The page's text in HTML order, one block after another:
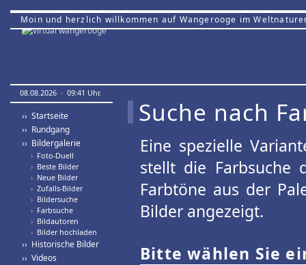
Moin und herzlich willkommen auf Wangerooge im
08.08.2026 · 09:41 Uhr.
›› Startseite
›› Rundgang
›› Bildergalerie
› Foto-Duell
› Beste Bilder
› Neue Bilder
› Zufalls-Bilder
› Bildersuche
› Farbsuche
› Bildautoren
› Bilder hochladen
›› Historische Bilder
›› Videos
Suche nach
Eine spezielle
stellt die Farbsuche
Farbtöne aus der
Bilder angezeigt.
Bitte wählen Sie